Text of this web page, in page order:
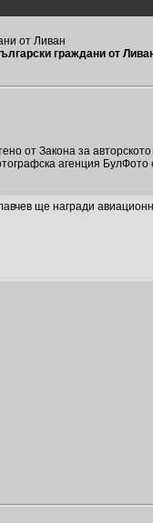
от Ливан
граждани от
от Закона за
агенция
ще награди